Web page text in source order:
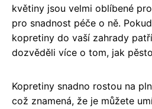
květiny jsou velmi oblíbené
pro snadnost péče o ně.
kopretiny do vaší zahrady
dozvěděli více o tom, jak
Kopretiny snadno rostou na
což znamená, že je můžete